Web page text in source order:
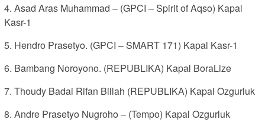
4. Asad Aras Muhammad – (GPCI – Spirit of Aqso) Kapal
Kasr-1
5. Hendro Prasetyo. (GPCI – SMART 171) Kapal Kasr-1
6. ⁠Bambang Noroyono. (REPUBLIKA) Kapal BoraLize
7. ⁠Thoudy Badai Rifan Billah (REPUBLIKA) Kapal Ozgurluk
8. ⁠Andre Prasetyo Nugroho – (Tempo) Kapal Ozgurluk